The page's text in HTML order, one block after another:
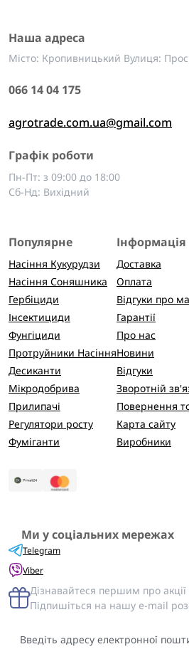
Наша адреса
Місто: Кропивницький Вулиця:
066 14 04 175
agrotrade.com.ua@gmail.com
Графік роботи
Пн-Пт: з 09:00 до 18:00
Сб-Нд: Вихідний
Популярне
Насіння Кукурудзи
Насіння Соняшника
Гербіциди
Інсектициди
Фунгіциди
Протруйники Насіння
Десиканти
Мікродобрива
Прилипачі
Регулятори росту
Фуміганти
Інформація
Доставка
Оплата
Відгуки про
Гарантії
Про нас
Новини
Відгуки
Зворотній
Повернення
Карта сайту
Виробники
Ми у соціальних мережах
Telegram
Viber
Дізнавайтеся першим про
Підпишіться на нашу e-mail